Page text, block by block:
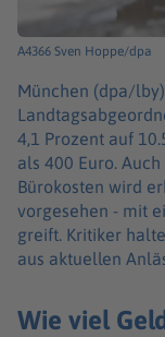
A4366 Sven Hoppe/dpa
München (dpa/
4,1 Prozent auf
als 400 Euro.
Bürokosten wird
vorgesehen - mit
greift. Kritiker
aus aktuellen
Wie viel